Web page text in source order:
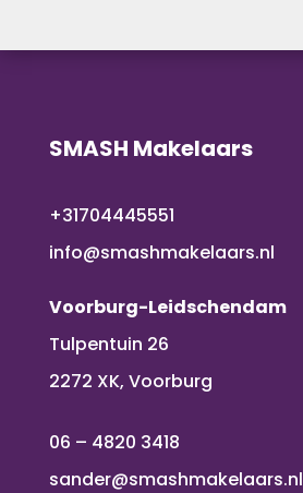
SMASH Makelaars
+31704445551
info@smashmakelaars.nl
Voorburg-Leidschendam
Tulpentuin 26
2272 XK, Voorburg
06 – 4820 3418
sander@smashmakelaars.nl